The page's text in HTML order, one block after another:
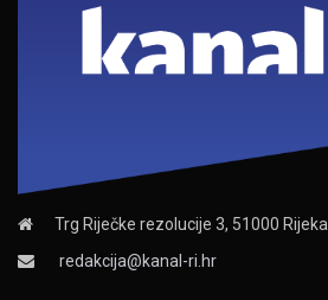
Trg Riječke rezolucije 3, 51000 Rijeka
redakcija@kanal-ri.hr